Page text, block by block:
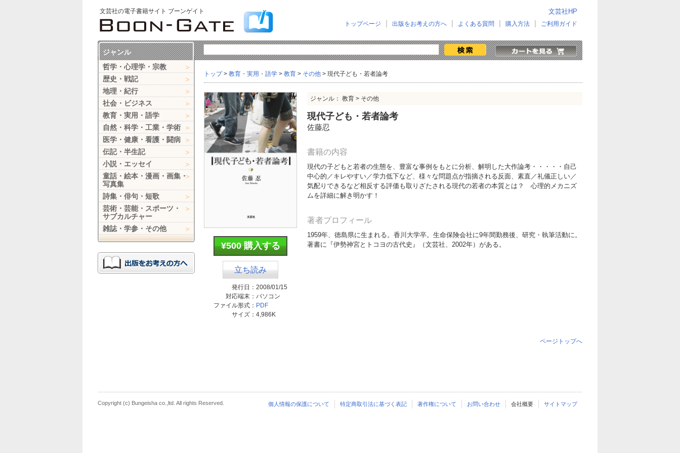
文芸社の電子書籍サイト ブーンゲイト 文芸社HP
トップページ 出版をお考えの方へ よくある質問 購入方法 ご利用ガイド
トップ> 教育・実用・語学 > 教育 > その他 > 現代子ども・若者論考
¥500 購入する
立ち読み
発行日： 2008/01/15
対応端末： パソコン
ファイル形式： PDF
サイズ： 4,986K
ジャンル： 教育 > その他
現代子ども・若者論考
佐藤忍
書籍の内容
現代の子どもと若者の生態を、豊富な事例をもとに分析、解明した大作論考・・・・・自己
中心的／キレやすい／学力低下など、様々な問題点が指摘される反面、素直／礼儀正しい／
気配りできるなど相反する評価も取りざたされる現代の若者の本質とは？ 心理的メカニズ
ムを詳細に解き明かす！
著者プロフィール
1959年、徳島県に生まれる。香川大学卒。生命保険会社に9年間勤務後、研究・執筆活動に。
著書に『伊勢神宮とトコヨの古代史』（文芸社、2002年）がある。
ページトップへ
ジャンル
哲学・心理学・宗教
歴史・戦記
地理・紀行
社会・ビジネス
教育・実用・語学
自然・科学・工業・学術
医学・健康・看護・闘病
伝記・半生記
小説・エッセイ
童話・絵本・漫画・画集・
写真集
詩集・俳句・短歌
芸術・芸能・スポーツ・
サブカルチャー
雑誌・学参・その他
個人情報の保護について 特定商取引法に基づく表記 著作権について お問い合わせ 会社概要 サイトマップ
Copyright (c) Bungeisha co.,ltd. All rights Reserved.